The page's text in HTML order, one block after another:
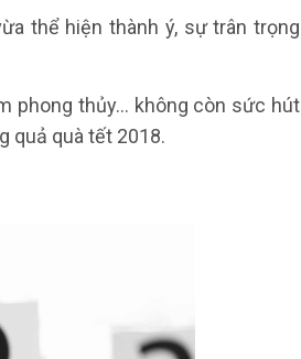
thể hiện thành ý, sự trân trọng
phong thủy… không còn sức hút
quả quà tết 2018.